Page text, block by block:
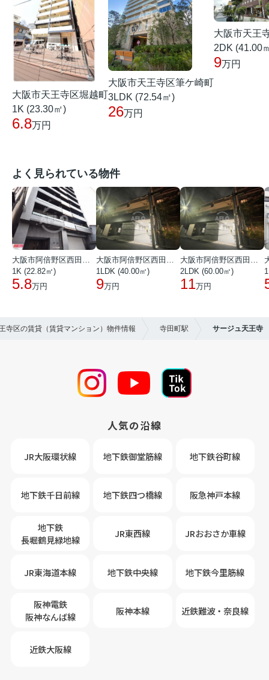
大阪市天王寺区堀越町
1K (23.30㎡)
6.8万円
大阪市天王寺区筆ケ崎町
3LDK (72.54㎡)
26万円
大阪市天王
2DK (41.00
9万円
よく見られている物件
1K (22.82㎡)
5.8万円
1LDK (40.00㎡)
9万円
2LDK (60.00㎡)
11万円
寺区の賃貸（賃貸マンション）物件情報 寺田町駅 サージュ天王寺
人気の沿線
JR大阪環状線 地下鉄御堂筋線 地下鉄谷町線
地下鉄千日前線 地下鉄四つ橋線 阪急神戸本線
地下鉄
長堀鶴見緑地線
JR東西線 JRおおさか車線
JR東海道本線 地下鉄中央線 地下鉄今里筋線
阪神電鉄
阪神なんば線
阪神本線 近鉄難波・奈良線
近鉄大阪線